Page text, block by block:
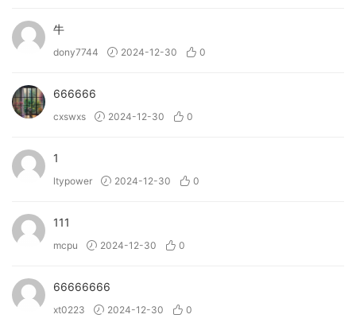
牛
dony7744 2024-12-30 0
666666
cxswxs 2024-12-30 0
1
ltypower 2024-12-30 0
111
mcpu 2024-12-30 0
66666666
xt0223 2024-12-30 0